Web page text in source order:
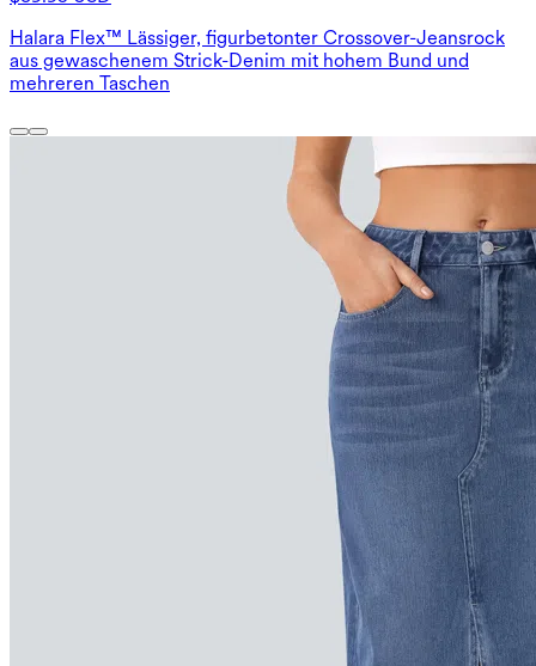
Halara Flex™ Lässiger, figurbetonter Crossover-Jeansrock
aus gewaschenem Strick-Denim mit hohem Bund und
mehreren Taschen